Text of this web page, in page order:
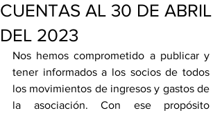
CUENTAS AL 30 DE ABRIL
DEL 2023
Nos hemos comprometido a publicar y
tener informados a los socios de todos
los movimientos de ingresos y gastos de
la asociación. Con ese propósito